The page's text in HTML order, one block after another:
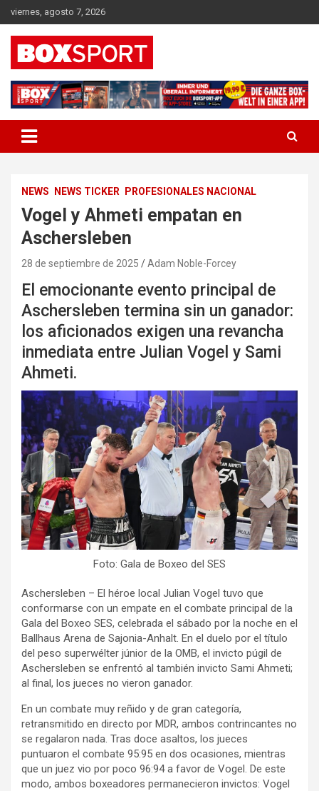
Skip
to
content
viernes, agosto 7, 2026
BOXSPORT
NEWS NEWS TICKER PROFESIONALES NACIONAL
Vogel y Ahmeti empatan en
Aschersleben
28 de septiembre de 2025 Adam Noble-Forcey
El emocionante evento principal de
Aschersleben termina sin un ganador:
los aficionados exigen una revancha
inmediata entre Julian Vogel y Sami
Ahmeti.
Foto: Gala de Boxeo del SES
Aschersleben – El héroe local Julian Vogel tuvo que
conformarse con un empate en el combate principal de la
Gala del Boxeo SES, celebrada el sábado por la noche en el
Ballhaus Arena de Sajonia-Anhalt. En el duelo por el título
del peso superwélter júnior de la OMB, el invicto púgil de
Aschersleben se enfrentó al también invicto Sami Ahmeti;
al final, los jueces no vieron ganador.
En un combate muy reñido y de gran categoría,
retransmitido en directo por MDR, ambos contrincantes no
se regalaron nada. Tras doce asaltos, los jueces
puntuaron el combate 95:95 en dos ocasiones, mientras
que un juez vio por poco 96:94 a favor de Vogel. De este
modo, ambos boxeadores permanecieron invictos: Vogel